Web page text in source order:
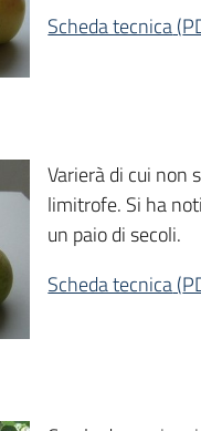
Scheda tecnica(
Varierà di cui non
limitrofe. Si ha
un paio di secoli.
Scheda tecnica(